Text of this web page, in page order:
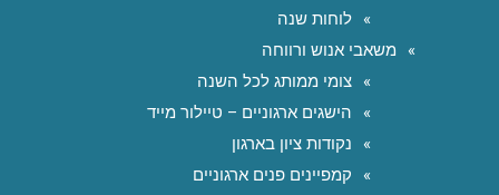
לוחות שנה
משאבי אנוש ורווחה
צומי ממותג לכל השנה
הישגים ארגוניים – טיילור מייד
נקודות ציון בארגון
קמפיינים פנים ארגוניים